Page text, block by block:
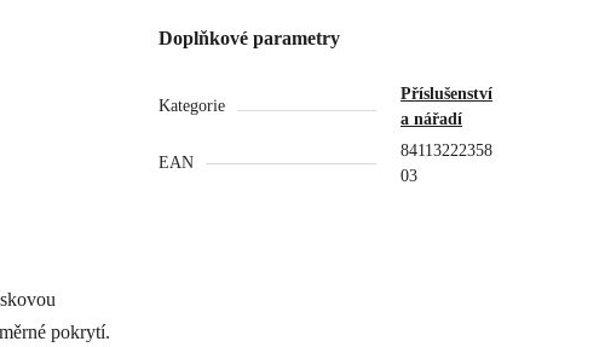
pokrytí.
Doplňkové parametry
Kategorie
Příslušenství
a nářadí
EAN
84113222358
03